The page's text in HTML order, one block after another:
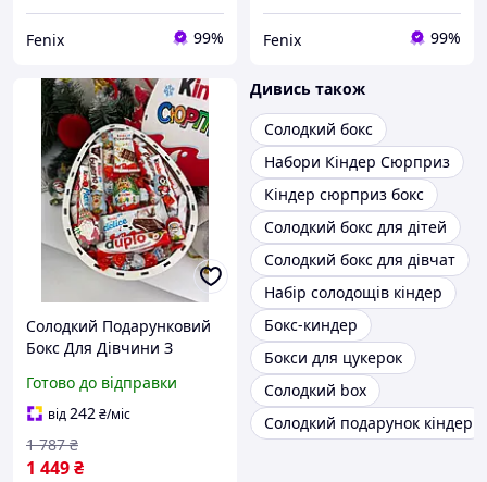
Fenix 99% Fenix 99%
Солодкий Подарунковий
Бокс Для Дівчини З
Кіндер Сюрприз Набір
Дружині Мамі Донечці
Nextor
Готово до відправки
від242₴/міс
1 449₴
1 787 ₴
Дивись також
Солодкий бокс
Набори Кіндер Сюрприз
Кіндер сюрприз бокс
Солодкий бокс для дітей
Солодкий бокс для дівчат
Набір солодощів кіндер
Бокс-киндер
Бокси для цукерок
Солодкий box
Солодкий подарунок кіндер